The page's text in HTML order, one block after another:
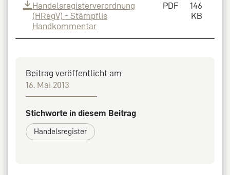
Handelsregisterverordnung
(HRegV) - Stämpflis
Handkommentar
PDF
146
KB
Beitrag veröffentlicht am
16. Mai 2013
Stichworte in diesem Beitrag
Handelsregister